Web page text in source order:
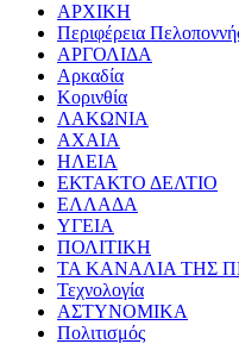
ΑΡΧΙΚΗ
Περιφέρεια
ΑΡΓΟΛΙΔΑ
Αρκαδία
Κορινθία
ΛΑΚΩΝΙΑ
ΑΧΑΙΑ
ΗΛΕΙΑ
ΕΚΤΑΚΤΟ ΔΕΛΤΙΟ
ΕΛΛΑΔΑ
ΥΓΕΙΑ
ΠΟΛΙΤΙΚΗ
ΤΑ ΚΑΝΑΛΙΑ ΤΗΣ
Τεχνολογία
ΑΣΤΥΝΟΜΙΚΑ
Πολιτισμός